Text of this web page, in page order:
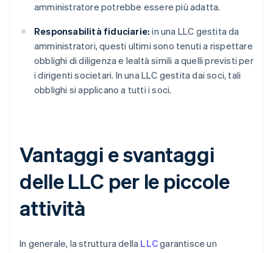
amministratore potrebbe essere più adatta.
Responsabilità fiduciarie: in una LLC gestita da
amministratori, questi ultimi sono tenuti a rispettare
obblighi di diligenza e lealtà simili a quelli previsti per
i dirigenti societari. In una LLC gestita dai soci, tali
obblighi si applicano a tutti i soci.
Vantaggi e svantaggi
delle LLC per le piccole
attività
In generale, la struttura della LLCgarantisce un